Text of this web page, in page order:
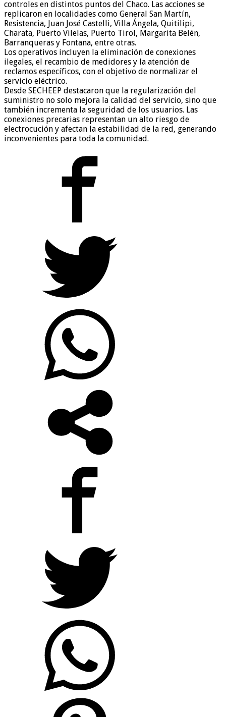
controles en distintos puntos del Chaco. Las acciones se
replicaron en localidades como General San Martín,
Resistencia, Juan José Castelli, Villa Ángela, Quitilipi,
Charata, Puerto Vilelas, Puerto Tirol, Margarita Belén,
Barranqueras y Fontana, entre otras.
Los operativos incluyen la eliminación de conexiones
ilegales, el recambio de medidores y la atención de
reclamos específicos, con el objetivo de normalizar el
servicio eléctrico.
Desde SECHEEP destacaron que la regularización del
suministro no solo mejora la calidad del servicio, sino que
también incrementa la seguridad de los usuarios. Las
conexiones precarias representan un alto riesgo de
electrocución y afectan la estabilidad de la red, generando
inconvenientes para toda la comunidad.